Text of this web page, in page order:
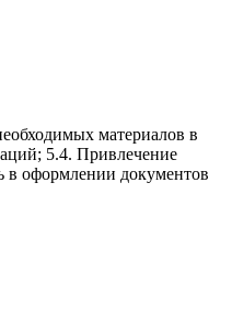
материалов в
5.4. Привлечение
в оформлении документов